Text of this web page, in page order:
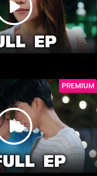
PREMIUM